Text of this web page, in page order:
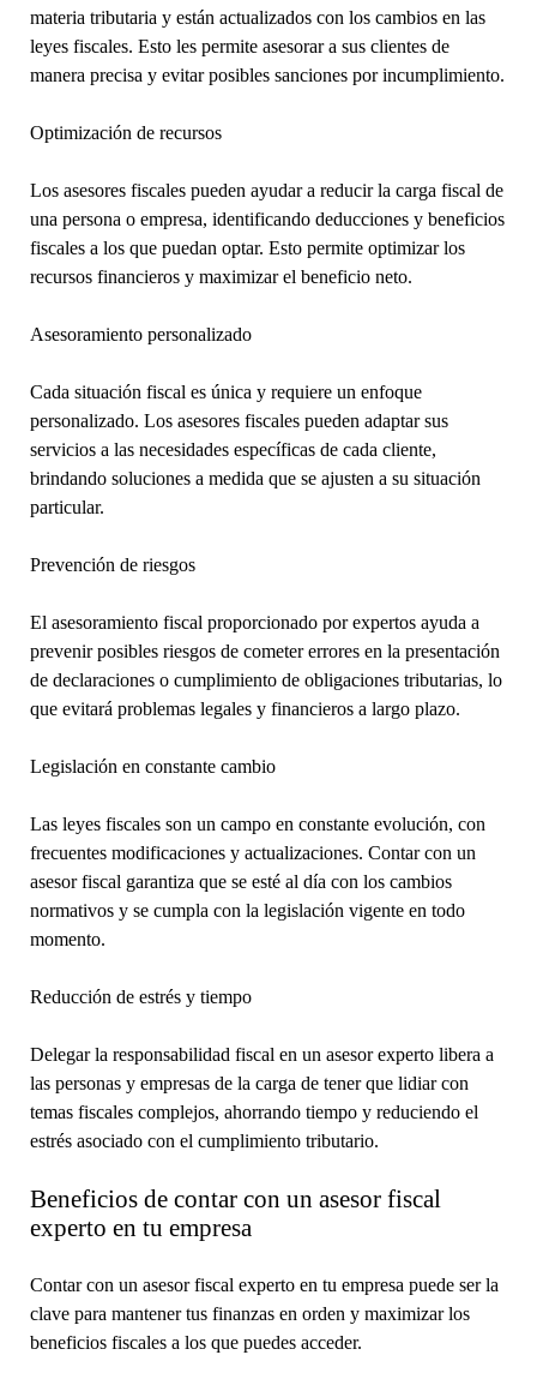
materia tributaria y están actualizados con los cambios en las
leyes fiscales. Esto les permite asesorar a sus clientes de
manera precisa y evitar posibles sanciones por incumplimiento.
Optimización de recursos
Los asesores fiscales pueden ayudar a reducir la carga fiscal de
una persona o empresa, identificando deducciones y beneficios
fiscales a los que puedan optar. Esto permite optimizar los
recursos financieros y maximizar el beneficio neto.
Asesoramiento personalizado
Cada situación fiscal es única y requiere un enfoque
personalizado. Los asesores fiscales pueden adaptar sus
servicios a las necesidades específicas de cada cliente,
brindando soluciones a medida que se ajusten a su situación
particular.
Prevención de riesgos
El asesoramiento fiscal proporcionado por expertos ayuda a
prevenir posibles riesgos de cometer errores en la presentación
de declaraciones o cumplimiento de obligaciones tributarias, lo
que evitará problemas legales y financieros a largo plazo.
Legislación en constante cambio
Las leyes fiscales son un campo en constante evolución, con
frecuentes modificaciones y actualizaciones. Contar con un
asesor fiscal garantiza que se esté al día con los cambios
normativos y se cumpla con la legislación vigente en todo
momento.
Reducción de estrés y tiempo
Delegar la responsabilidad fiscal en un asesor experto libera a
las personas y empresas de la carga de tener que lidiar con
temas fiscales complejos, ahorrando tiempo y reduciendo el
estrés asociado con el cumplimiento tributario.
Beneficios de contar con un asesor fiscal
experto en tu empresa
Contar con un asesor fiscal experto en tu empresa puede ser la
clave para mantener tus finanzas en orden y maximizar los
beneficios fiscales a los que puedes acceder.